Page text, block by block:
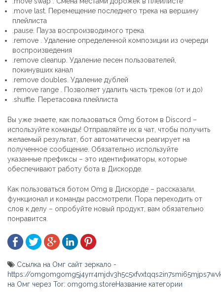
.move last. Перемещение последнего трека на вершину
плейлиста
.pause. Пауза воспроизводимого трека
.remove . Удаление определенной композиции из очереди
воспроизведения
.remove cleanup. Удаление песен пользователей,
покинувших канал
.remove doubles. Удаление дублей
.remove range . Позволяет удалить часть треков (от и до)
.shuffle. Перетасовка плейлиста
Вы уже знаете, как пользоваться Omg ботом в Discord –
используйте команды! Отправляйте их в чат, чтобы получить
желаемый результат, бот автоматически реагирует на
полученное сообщение. Обязательно используйте
указанные префиксы – это идентификаторы, которые
обеспечивают работу бота в Дискорде.
Как пользоваться ботом Omg в Дискорде – рассказали,
функционал и команды рассмотрели. Пора переходить от
слов к делу – опробуйте новый продукт, вам обязательно
понравится.
Ссылка на Омг сайт зеркало -
https://
на Омг через Tor: omgomg.storeНазвание категории